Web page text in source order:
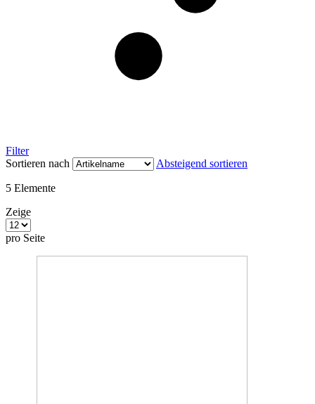
Filter
Sortieren nach
Absteigend sortieren
5 Elemente
Zeige
pro Seite